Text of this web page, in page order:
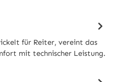
für Reiter, vereint das
mit technischer Leistung.